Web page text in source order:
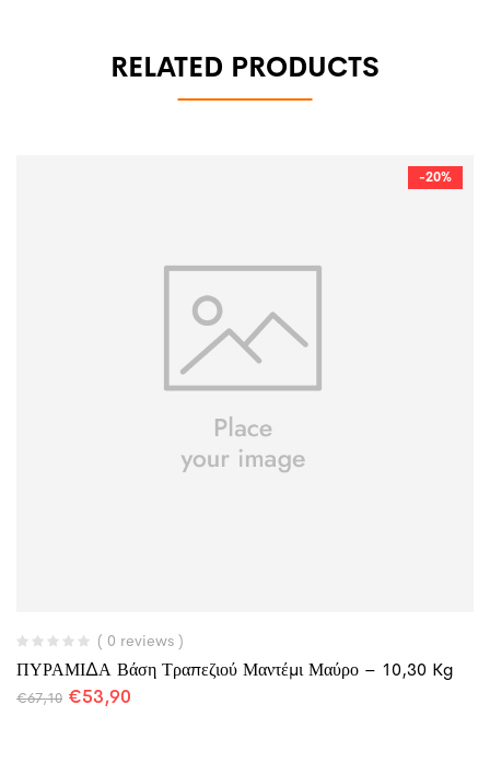
RELATED PRODUCTS
-20%
( 0 reviews )
ΠΥΡΑΜΙΔΑ Βάση Τραπεζιού Μαντέμι Μαύρο – 10,30 Kg
€67,10 €53,90